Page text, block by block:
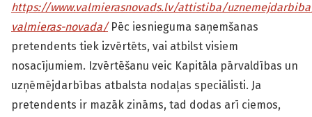
https://www.valmierasnovads.lv/attistiba/
valmieras-novada/Pēc iesnieguma saņemšanas
pretendents tiek izvērtēts, vai atbilst visiem
nosacījumiem. Izvērtēšanu veic Kapitāla pārvaldības un
uzņēmējdarbības atbalsta nodaļas speciālisti. Ja
pretendents ir mazāk zināms, tad dodas arī ciemos,